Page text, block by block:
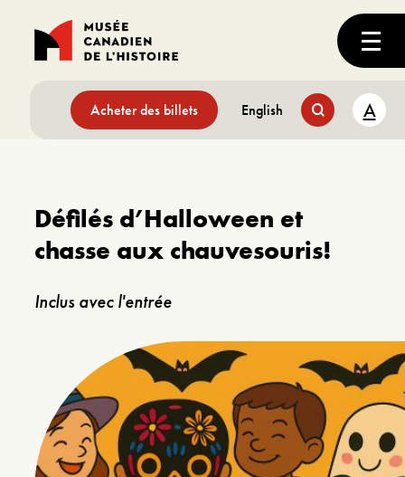
Acheter des billets English A
Défilés d’Halloween et
chasse aux chauvesouris!
Inclus avec l'entrée